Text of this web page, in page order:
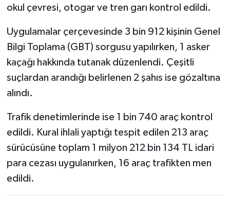
okul çevresi, otogar ve tren garı kontrol edildi.
Uygulamalar çerçevesinde 3 bin 912 kişinin Genel
Bilgi Toplama (GBT) sorgusu yapılırken, 1 asker
kaçağı hakkında tutanak düzenlendi. Çeşitli
suçlardan arandığı belirlenen 2 şahıs ise gözaltına
alındı.
Trafik denetimlerinde ise 1 bin 740 araç kontrol
edildi. Kural ihlali yaptığı tespit edilen 213 araç
sürücüsüne toplam 1 milyon 212 bin 134 TL idari
para cezası uygulanırken, 16 araç trafikten men
edildi.